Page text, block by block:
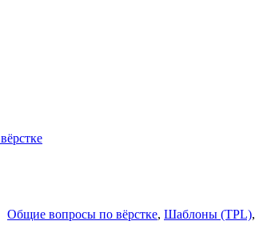
Общие вопросы по вёрстке, Шаблоны (TPL),